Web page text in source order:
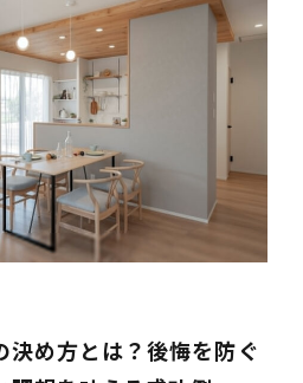
決め方とは？後悔を防ぐ